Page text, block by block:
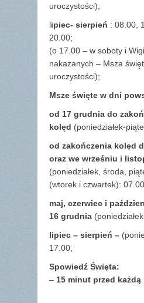
uroczystości);
lipiec- sierpień : 08.00,
20.00;
(o 17.00 – w soboty i
nakazanych – Msza
uroczystości);
Msze święte w dni
od 17 grudnia do
kolęd (poniedziałek-
od zakończenia kolęd
oraz we wrześniu i
(poniedziałek, środa,
(wtorek i czwartek):
maj, czerwiec i
16 grudnia
lipiec – sierpień –
17.00;
Spowiedź Święta:
– 15 minut przed każdą